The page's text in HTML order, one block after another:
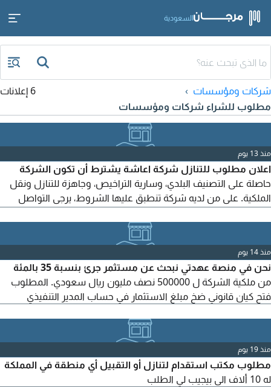
السعودية
شركات ومؤسسات
مطلوب للشراء شركات ومؤسسات
6 إعلانات
منذ 13 يوم
اعلان مطلوب للتنازل شركة اعاشة يشترط أن تكون الشركة
حاصلة على التصنيف البلدي، وسارية التراخيص، وجاهزة للتنازل ونقل
الملكية. على من لديه شركة تنطبق عليها الشروط، يرجى التواصل
منذ 14 يوم
نحن في منصة عهدتي نبحث عن مستثمر جرئ بنسبة 35 بالمئة
من ملكية الشركة ل 500000 نصف مليون ريال سعودي. المطلوب
فتح كيان قانوني ضخ مبلغ الاستثمار في حساب المدير التنفيذي
منذ 19 يوم
مطلوب مكتب استقدام لتنازل أو التقبيل أي منطقة في المملكة
له 10 ألاف الى بيجيب لي الطلب